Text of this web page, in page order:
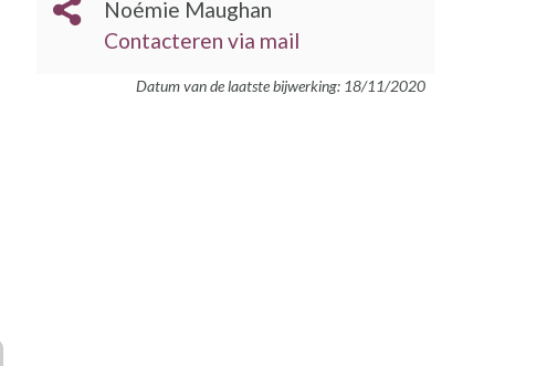
Noémie Maughan
Contacteren via mail
Datum van de laatste bijwerking: 18/11/2020